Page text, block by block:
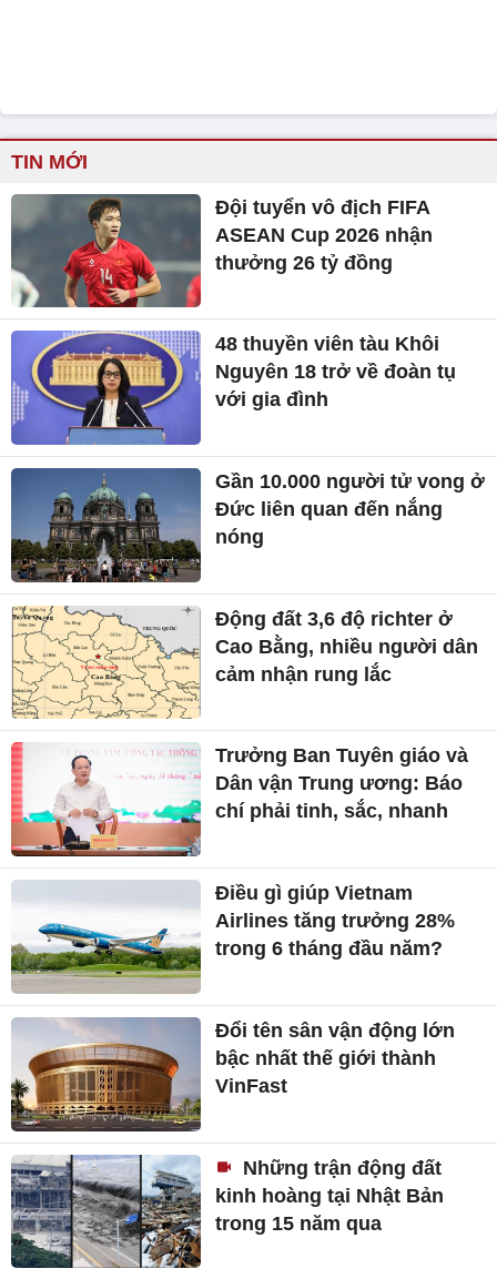
TIN MỚI
Đội tuyển vô địch FIFA
ASEAN Cup 2026 nhận
thưởng 26 tỷ đồng
48 thuyền viên tàu Khôi
Nguyên 18 trở về đoàn tụ
với gia đình
Gần 10.000 người tử vong ở
Đức liên quan đến nắng
nóng
Động đất 3,6 độ richter ở
Cao Bằng, nhiều người dân
cảm nhận rung lắc
Trưởng Ban Tuyên giáo và
Dân vận Trung ương: Báo
chí phải tinh, sắc, nhanh
Điều gì giúp Vietnam
Airlines tăng trưởng 28%
trong 6 tháng đầu năm?
Đổi tên sân vận động lớn
bậc nhất thế giới thành
VinFast
Những trận động đất
kinh hoàng tại Nhật Bản
trong 15 năm qua